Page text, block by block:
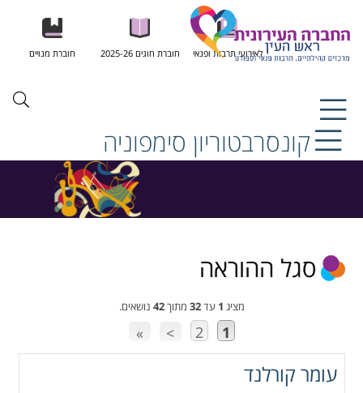
לאירועי תרבות ופנאי חוברת חוגים 2025-26 חוברת מנויים
קונסרבטוריון סימפוניה
סגל ההוראה
מציג 1 עד32 מתוך42 נושאים.
1
2
>
»
עומר קורלנד